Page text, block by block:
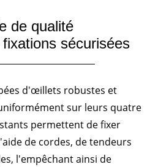
de qualité
sécurisées
d'œillets robustes et
sur leurs quatre
permettent de fixer
de cordes, de tendeurs
l'empêchant ainsi de